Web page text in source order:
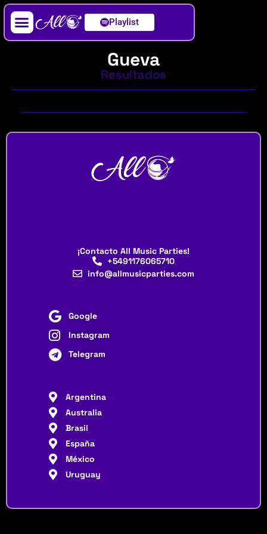
Playlist
Gueva
Resultados
¡Contacto All Music Parties!
+5491176065710
info@allmusicparties.com
Google
Instagram
Telegram
Argentina
Australia
Brasil
España
México
Uruguay